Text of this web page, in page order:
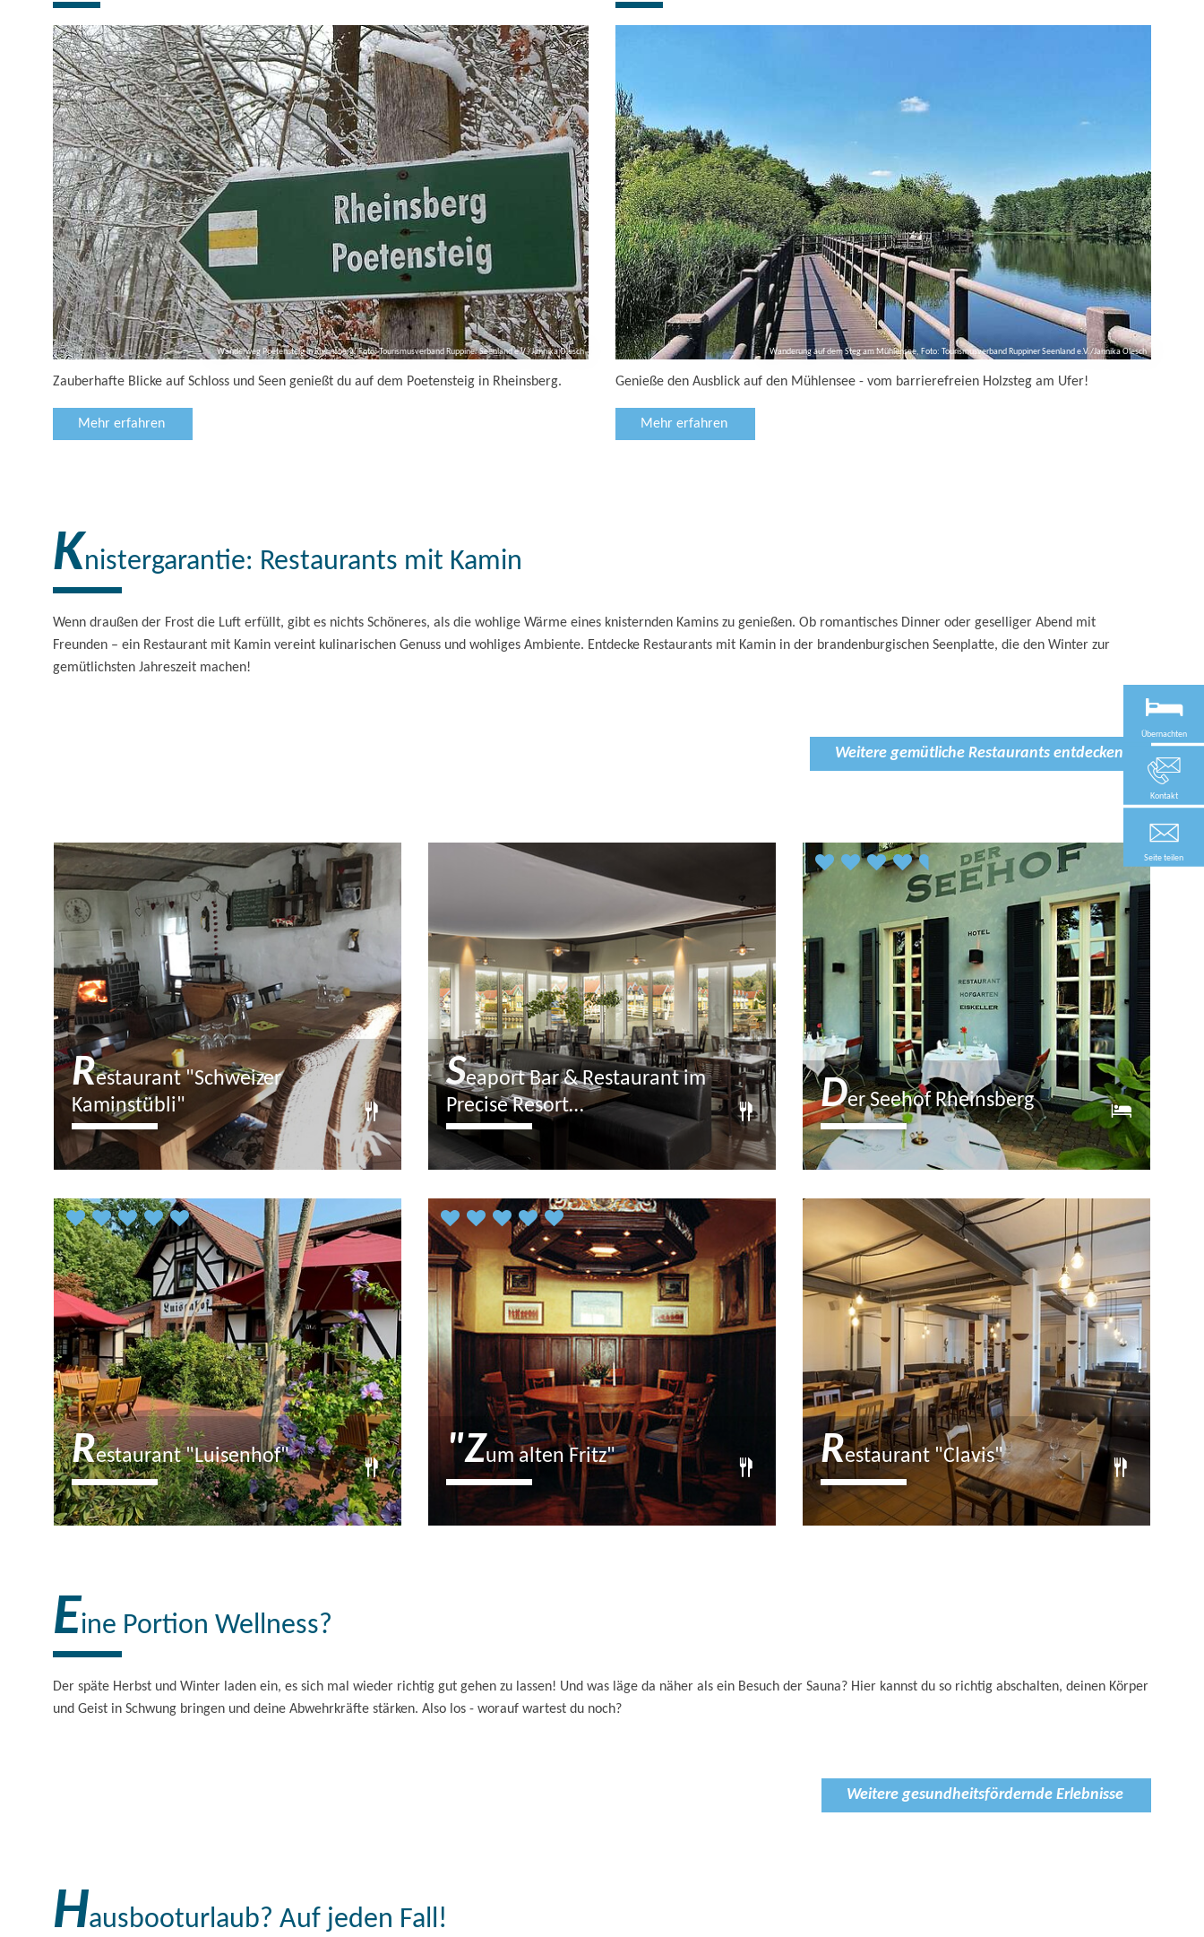
Wanderweg Poetensteig in Rheinsberg, Foto: Tourismusverband Ruppiner Seenland e.V./Jannika Olesch
Zauberhafte Blicke auf Schloss und Seen genießt du auf dem Poetensteig in Rheinsberg.
Mehr erfahren
Wanderung auf dem Steg am Mühlensee, Foto: Tourismusverband Ruppiner Seenland e.V./Jannika Olesch
Genieße den Ausblick auf den Mühlensee - vom barrierefreien Holzsteg am Ufer!
Mehr erfahren
Knistergarantie: Restaurants mit Kamin
Wenn draußen der Frost die Luft erfüllt, gibt es nichts Schöneres, als die wohlige Wärme eines knisternden Kamins zu genießen. Ob romantisches Dinner oder geselliger Abend mit
Freunden – ein Restaurant mit Kamin vereint kulinarischen Genuss und wohliges Ambiente. Entdecke Restaurants mit Kamin in der brandenburgischen Seenplatte, die den Winter zur
gemütlichsten Jahreszeit machen!
Weitere gemütliche Restaurants entdecken
Restaurant "Schweizer
Kaminstübli"
Reiher mit täglich variierenden
alpenländischen…
gerade geschlossen
Seaport Bar & Restaurant im
Precise Resort…
Aussicht. Das maritim gestaltete
Restaurant mit seiner…
Der Seehof Rheinsberg
der Name verrät, am
nahegelegenen Grienericksee im…
Restaurant "Luisenhof" "Zum alten Fritz" Restaurant "Clavis"
Eine Portion Wellness?
Der späte Herbst und Winter laden ein, es sich mal wieder richtig gut gehen zu lassen! Und was läge da näher als ein Besuch der Sauna? Hier kannst du so richtig abschalten, deinen Körper
und Geist in Schwung bringen und deine Abwehrkräfte stärken. Also los - worauf wartest du noch?
Weitere gesundheitsfördernde Erlebnisse
Hausbooturlaub? Auf jeden Fall!
Übernachten
Kontakt
Seite teilen